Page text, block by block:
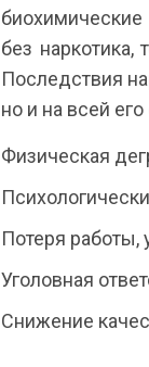
биохимические
без наркотика,
Последствия
но и на всей
Физическая
Потеря
Уголовная
Снижение